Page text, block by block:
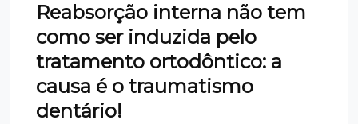
Reabsorção interna não tem
como ser induzida pelo
tratamento ortodôntico: a
causa é o traumatismo
dentário!